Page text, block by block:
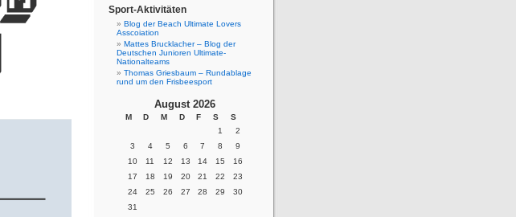
Sport-Aktivitäten
Blog der Beach Ultimate Lovers
Asscoiation
Mattes Brucklacher – Blog der
Deutschen Junioren Ultimate-
Nationalteams
Thomas Griesbaum – Rundablage
rund um den Frisbeesport
August 2026
M D M D F S S
1
2
3
4 5 6 7 8
9
10
11 12 13 14 15
16
17
18 19 20 21 22
23
24
25 26 27 28 29
30
31